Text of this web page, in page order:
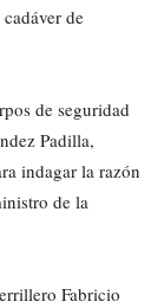
de
de seguridad
Padilla,
indagar la razón
de la
Fabricio